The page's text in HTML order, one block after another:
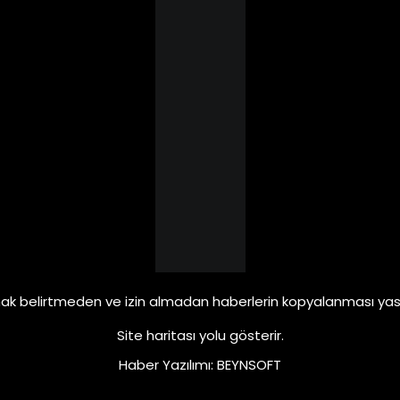
belirtmeden ve izin almadan haberlerin kopyalanması
Site haritasıyolu gösterir.
Haber Yazılımı: BEYNSOFT